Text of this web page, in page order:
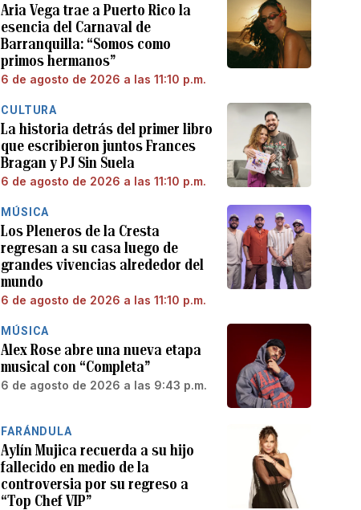
Aria Vega trae a Puerto Rico la
esencia del Carnaval de
Barranquilla: “Somos como
primos hermanos”
6 de agosto de 2026 a las 11:10 p.m.
CULTURA
La historia detrás del primer libro
que escribieron juntos Frances
Bragan y PJ Sin Suela
6 de agosto de 2026 a las 11:10 p.m.
MÚSICA
Los Pleneros de la Cresta
regresan a su casa luego de
grandes vivencias alrededor del
mundo
6 de agosto de 2026 a las 11:10 p.m.
MÚSICA
Alex Rose abre una nueva etapa
musical con “Completa”
6 de agosto de 2026 a las 9:43 p.m.
FARÁNDULA
Aylín Mujica recuerda a su hijo
fallecido en medio de la
controversia por su regreso a
“Top Chef VIP”